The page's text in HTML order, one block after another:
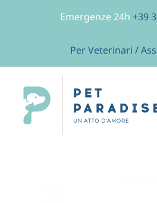
Emergenze 24h +39
Per Veterinari /